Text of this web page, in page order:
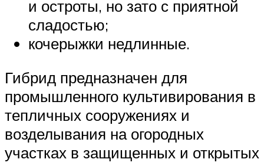
и остроты, но зато с приятной
сладостью;
кочерыжки недлинные.
Гибрид предназначен для
промышленного культивирования в
тепличных сооружениях и
возделывания на огородных
участках в защищенных и открытых